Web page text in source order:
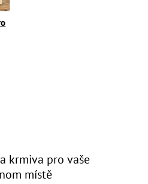
krmiva pro vaše
místě